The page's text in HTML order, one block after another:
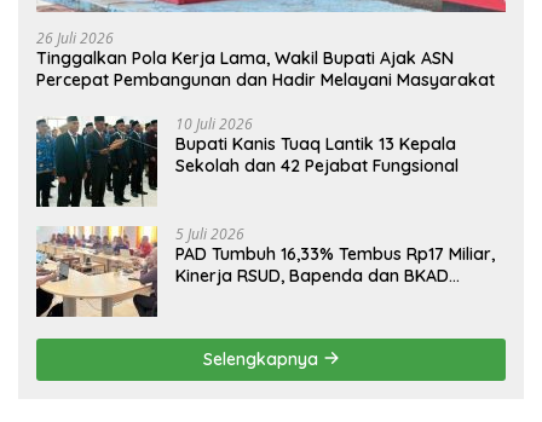
26 Juli 2026
Tinggalkan Pola Kerja Lama, Wakil Bupati Ajak ASN
Percepat Pembangunan dan Hadir Melayani Masyarakat
10 Juli 2026
Bupati Kanis Tuaq Lantik 13 Kepala
Sekolah dan 42 Pejabat Fungsional
5 Juli 2026
PAD Tumbuh 16,33% Tembus Rp17 Miliar,
Kinerja RSUD, Bapenda dan BKAD
Selengkapnya